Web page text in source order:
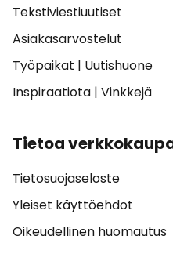
Tekstiviestiuutiset
Asiakasarvostelut
Työpaikat | Uutishuone
Inspiraatiota | Vinkkejä
Tietoa
Tietosuojaseloste
Yleiset käyttöehdot
Oikeudellinen huomautus